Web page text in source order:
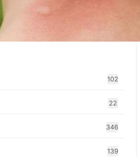
viziune asupra alegerii
102
22
346
139